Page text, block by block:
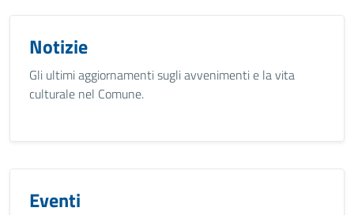
Notizie
Gli ultimi aggiornamenti sugli avvenimenti e la vita
culturale nel Comune.
Eventi